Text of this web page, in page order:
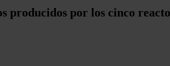
producidos por los cinco